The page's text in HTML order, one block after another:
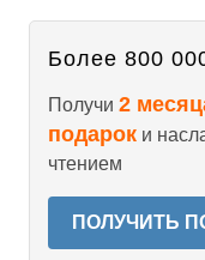
Более 800
Получи 2
подарок и
чтением
ПОЛУЧИТЬ